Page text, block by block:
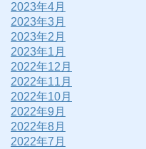
2023年4月
2023年3月
2023年2月
2023年1月
2022年12月
2022年11月
2022年10月
2022年9月
2022年8月
2022年7月